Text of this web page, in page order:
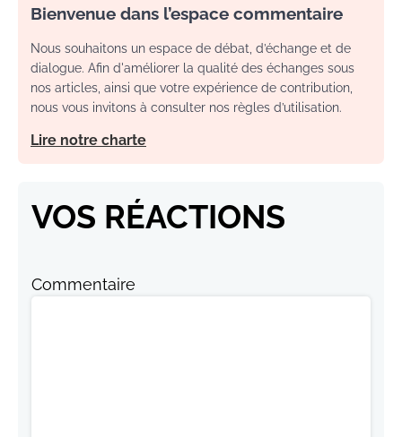
Bienvenue dans l’espace commentaire
Nous souhaitons un espace de débat, d’échange et de
dialogue. Afin d'améliorer la qualité des échanges sous
nos articles, ainsi que votre expérience de contribution,
nous vous invitons à consulter nos règles d’utilisation.
Lire notre charte
VOS RÉACTIONS
Commentaire